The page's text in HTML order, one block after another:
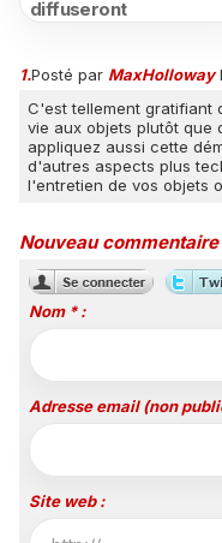
diffuseront
majeur pour beIN
1.Posté par MaxHolloway
C'est tellement gratifiant
vie aux objets plutôt que
appliquez aussi cette
d'autres aspects plus
l'entretien de vos objets
Nouveau commentaire
Nom * :
Adresse email (non
Site web :